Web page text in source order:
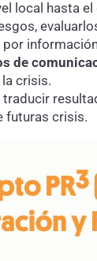
local hasta el
de
crisis.
traducir
futuras crisis.